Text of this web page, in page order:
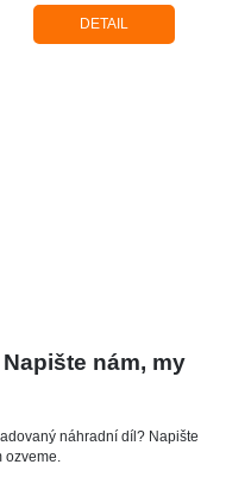
DETAIL
nám, my
náhradní díl? Napište